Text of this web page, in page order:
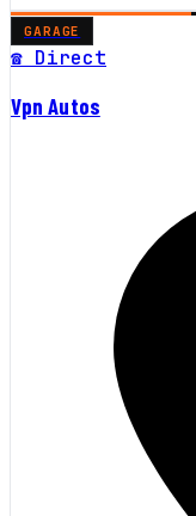
GARAGE
☎ Direct
Vpn Autos